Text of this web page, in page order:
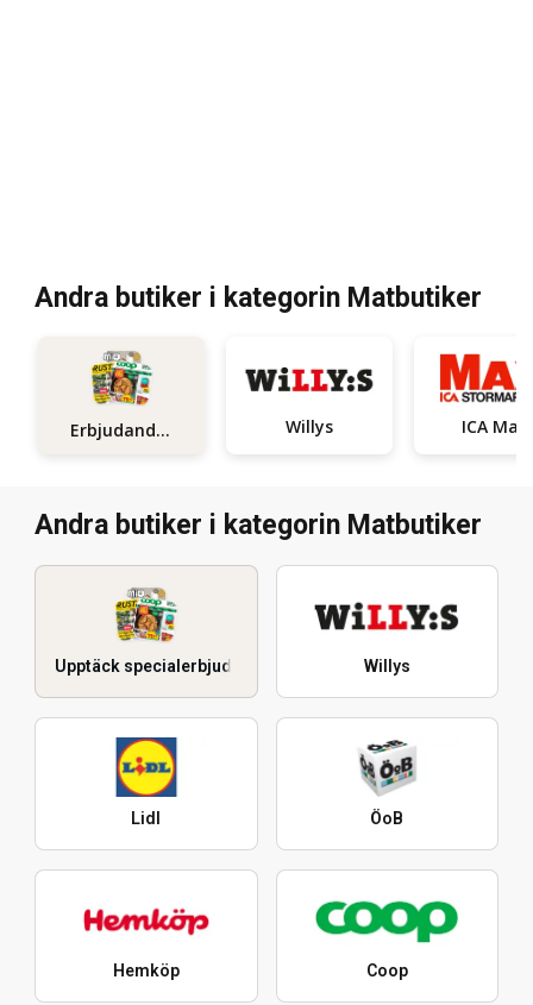
Andra butiker i kategorin Matbutiker
Erbjudanden Willys ICA Maxi
Andra butiker i kategorin Matbutiker
Upptäck specialerbjudanden Willys
Lidl ÖoB
Hemköp Coop